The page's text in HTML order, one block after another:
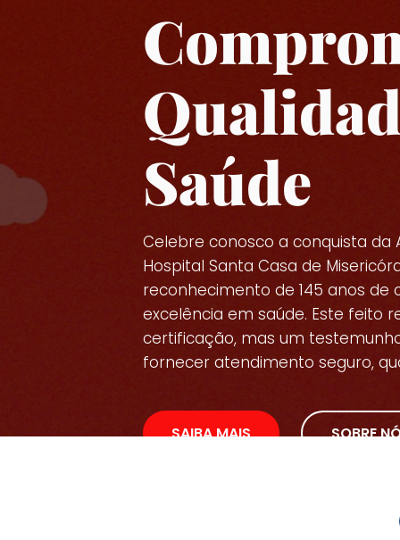
Saúde
Celebre conosco a conquista da
Hospital Santa Casa de
reconhecimento de 145 anos
excelência em saúde. Este feito
certificação, mas um
fornecer atendimento seguro,
SAIBA MAIS SOBRE